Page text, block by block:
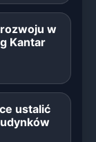
w
Kantar
ustalić